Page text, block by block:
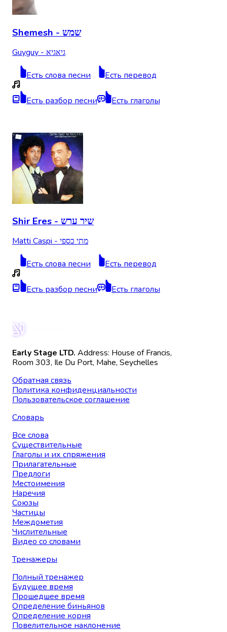
Shemesh - שמש
Guyguy - גיאגיא
Есть слова песни Есть перевод
Есть разбор песни Есть глаголы
Shir Eres - שיר ערש
Matti Caspi - מתי כספי
Есть слова песни Есть перевод
Есть разбор песни Есть глаголы
Early Stage LTD. Address: House of Francis,
Room 303, Ile Du Port, Mahe, Seychelles
Обратная связь
Политика конфиденциальности
Пользовательское соглашение
Словарь
Все слова
Существительные
Глаголы и их спряжения
Прилагательные
Предлоги
Местоимения
Наречия
Союзы
Частицы
Междометия
Числительные
Видео со словами
Тренажеры
Полный тренажер
Будущее время
Прошедшее время
Определение биньянов
Определение корня
Повелительное наклонение